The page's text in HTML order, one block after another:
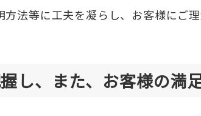
法等に工夫を凝らし、お客様にご
し、また、お客様の満